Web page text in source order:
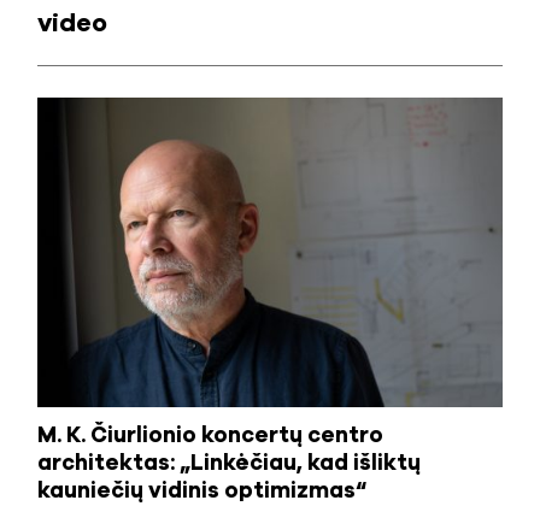
M. K. Čiurlionio koncertų centro
architektas: „Linkėčiau, kad išliktų
kauniečių vidinis optimizmas“
video